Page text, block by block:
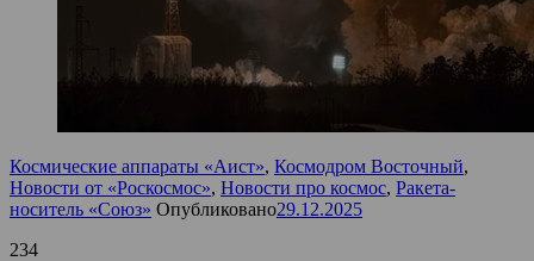
Космические аппараты «Аист», Космодром Восточный,
Новости от «Роскосмос», Новости про космос, Ракета-
носитель «Союз» Опубликовано29.12.2025
234